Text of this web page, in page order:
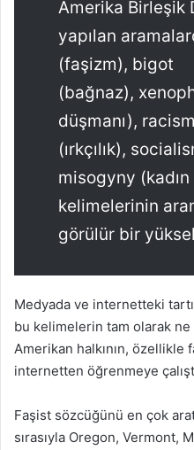
Amerika Birleşik
yapılan
(faşizm), bigot
(bağnaz),
düşmanı), racism
(ırkçılık),
misogyny (kadın
kelimelerinin
görülür bir
Medyada ve internetteki
bu kelimelerin tam olarak
Amerikan halkının, özellikle
internetten öğrenmeye
Faşist sözcüğünü en çok
sırasıyla Oregon, Vermont,